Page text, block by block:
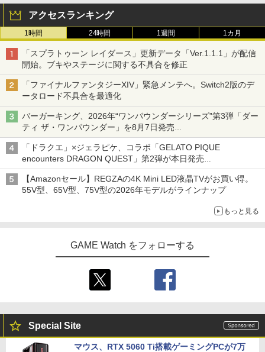
アクセスランキング
1時間 24時間 1週間 1カ月
「スプラトゥーン レイダース」更新データ「Ver.1.1.1」が配信
開始。ブキやステージに関する不具合を修正
「ファイナルファンタジーXIV」緊急メンテへ。Switch2版のデ
ータロード不具合を最適化
バーガーキング、2026年“ワンパウンダーシリーズ”第3弾「ダー
ティ ザ・ワンパウンダー」を8月7日発売
「特製ガーリックマヨソース」を使用した超大型チーズバーガー
「ドラクエ」×ジェラピケ、コラボ「GELATO PIQUE
encounters DRAGON QUEST」第2弾が本日発売
アイスカップに入ったスライムやわたぼう、ベビーサタンなどが
オリジナルアートで登場
【Amazonセール】REGZAの4K Mini LED液晶TVがお買い得。
55V型、65V型、75V型の2026年モデルがラインナップ
もっと見る
GAME Watch をフォローする
Special Site
マウス、RTX 5060 Ti搭載ゲーミングPCが7万